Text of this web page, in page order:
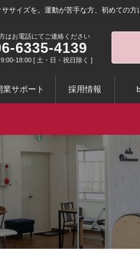
サイズを。運動が苦手な方、初めての方
はお電話にてご連絡ください
6335-4139
18:00 [ 土・日・祝日除く ]
業サポート 採用情報